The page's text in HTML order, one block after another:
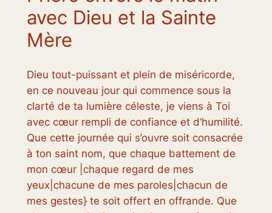
avec Dieu et la Sainte
Mère
Dieu tout-puissant et plein de miséricorde,
en ce nouveau jour qui commence sous la
clarté de ta lumière céleste, je viens à Toi
avec cœur rempli de confiance et d’humilité.
Que cette journée qui s’ouvre soit consacrée
à ton saint nom, que chaque battement de
mon cœur |chaque regard de mes
yeux|chacune de mes paroles|chacun de
mes gestes} te soit offert en offrande. Que